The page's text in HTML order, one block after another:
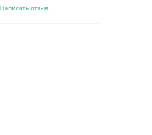
Написать отзыв